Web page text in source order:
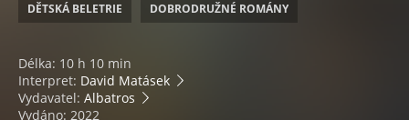
DĚTSKÁ BELETRIE DOBRODRUŽNÉ ROMÁNY
Délka: 10 h 10 min
Interpret: David Matásek
Vydavatel: Albatros
Vydáno: 2022